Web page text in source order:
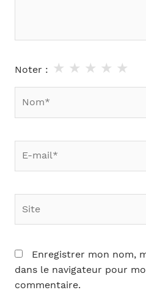
Noter : ★
★
★
★
★
Enregistrer mon nom,
dans le navigateur pour
commentaire.